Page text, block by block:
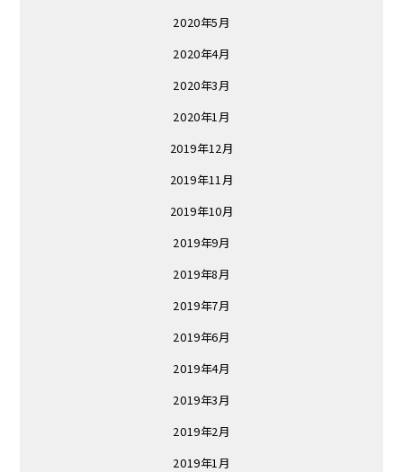
2020年5月
2020年4月
2020年3月
2020年1月
2019年12月
2019年11月
2019年10月
2019年9月
2019年8月
2019年7月
2019年6月
2019年4月
2019年3月
2019年2月
2019年1月